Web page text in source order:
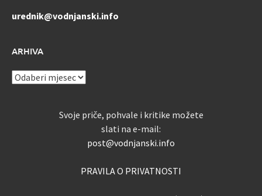
urednik@vodnjanski.info
ARHIVA
ARHIVA
Svoje priče, pohvale i kritike možete
slati na e-mail:
post@vodnjanski.info
PRAVILA O PRIVATNOSTI